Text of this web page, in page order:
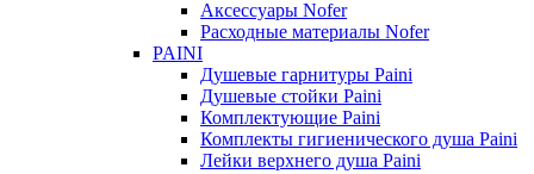
Аксессуары Nofer
Расходные материалы Nofer
PAINI
Душевые гарнитуры Paini
Душевые стойки Paini
Комплектующие Paini
Комплекты гигиенического душа Paini
Лейки верхнего душа Paini